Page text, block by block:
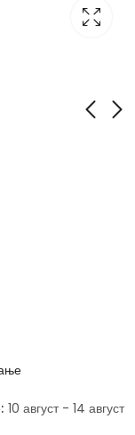
10 август - 14 август